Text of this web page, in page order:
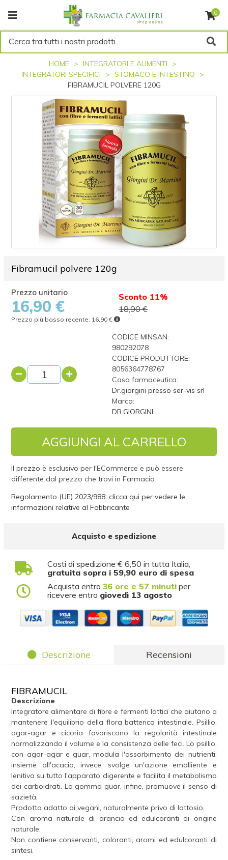
0
Cerca tra tutti i nostri prodotti...
HOME
INTEGRATORI E ALIMENTI
INTEGRATORI SPECIFICI
STOMACO E INTESTINO
FIBRAMUCIL POLVERE 120G
Fibramucil polvere 120g
16,90 €
Sconto 11%
18,90 €
Prezzo più basso recente: 16,90 €
CODICE MINSAN:
980292078
CODICE PRODUTTORE:
8056364778767
Casa farmaceutica:
Dr.giorgini presso ser-vis srl
Marca:
DR.GIORGINI
AGGIUNGI AL CARRELLO
Il prezzo è esclusivo per l'ECommerce e può essere
differente dal prezzo che trovi in Farmacia
Regolamento (UE) 2023/988: clicca qui per vedere le
informazioni relative al Fabbricante
Acquisto e spedizione
Costi di spedizione € 6,50 in tutta Italia,
gratuita sopra i 59,90 euro di spesa
Acquista entro36 ore e 57 minuti per
ricevere entro giovedì 13 agosto
Descrizione Recensioni
FIBRAMUCIL
Descrizione
Integratore alimentare di fibre e fermenti lattici che aiutano a
mantenere l'equilibrio della flora batterica intestinale. Psillio,
agar-agar e cicoria favoriscono la regolarità intestinale
normalizzando il volume e la consistenza delle feci. Lo psillio,
con agar-agar e guar, modula l'assorbimento dei nutrienti;
insieme all'acacia, invece, svolge un'azione emolliente e
lenitiva su tutto l'apparato digerente e facilita il metabolismo
dei carboidrati. La gomma guar, infine, promuove il senso di
sazietà.
Prodotto adatto ai vegani, naturalmente privo di lattosio.
Con aroma naturale di arancio ed edulcoranti di origine
naturale.
Non contiene conservanti, coloranti, aromi ed edulcoranti di
sintesi.